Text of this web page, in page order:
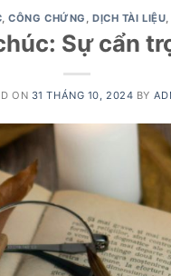
,CÔNG CHỨNG ,DỊCH TÀI LIỆU
Sự cẩn
ON 31 THÁNG 10, 2024 BY